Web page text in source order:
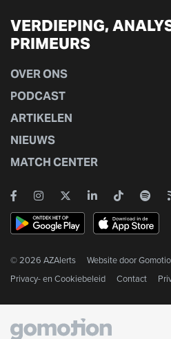
VERDIEPING,
PRIMEURS
OVER ONS
PODCAST
ARTIKELEN
NIEUWS
MATCH CENTER
© 2026 AZAlerts Website door
Privacy- en Cookiebeleid
Contact